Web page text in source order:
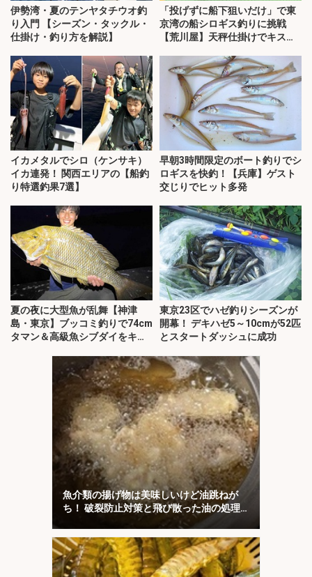
伊勢湾・夏のテンヤタチウオ釣
り入門 【シーズン・タックル・
仕掛け・釣り方を解説】
「投げずに船下狙いだけ」で東
京湾の船シロギス釣りに挑戦
【荒川屋】天秤仕掛けでキス約
イカメタルでシロ（ケンサキ）
イカ連発！ 関西エリアの【船釣
り特選釣果7選】
早朝3時間限定のボート釣りでシ
ロギスを快釣！【兵庫】ゲスト
交じりでヒット多発
夏の夜に大型魚が乱舞【神津
島・東京】ブッコミ釣りで74cm
タマン＆高級魚シブダイをキャ
東京23区でハゼ釣りシーズンが
開幕！ デキハゼ5～10cmが52匹
とスタートダッシュに成功
魚介類の揚げ物は美味しいけど油跳ねが
ち！ 破裂防止対策と飛び散った油の処理